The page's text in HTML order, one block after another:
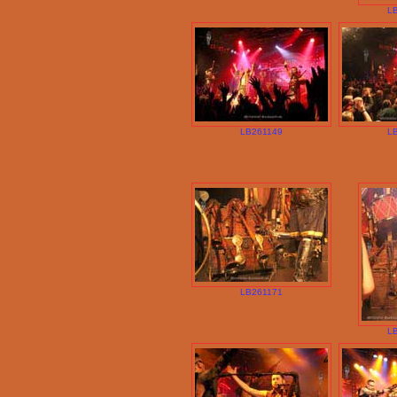
LB261149
LB261171